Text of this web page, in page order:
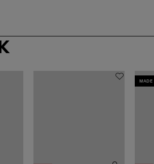
MADE